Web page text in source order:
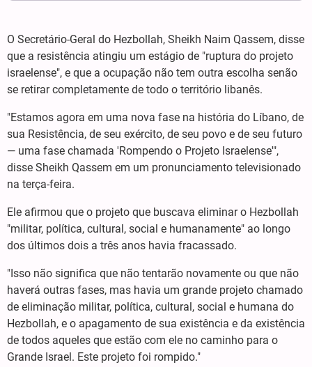
O Secretário-Geral do Hezbollah, Sheikh Naim Qassem, disse
que a resistência atingiu um estágio de "ruptura do projeto
israelense", e que a ocupação não tem outra escolha senão
se retirar completamente de todo o território libanês.
"Estamos agora em uma nova fase na história do Líbano, de
sua Resistência, de seu exército, de seu povo e de seu futuro
— uma fase chamada 'Rompendo o Projeto Israelense'",
disse Sheikh Qassem em um pronunciamento televisionado
na terça-feira.
Ele afirmou que o projeto que buscava eliminar o Hezbollah
"militar, política, cultural, social e humanamente" ao longo
dos últimos dois a três anos havia fracassado.
"Isso não significa que não tentarão novamente ou que não
haverá outras fases, mas havia um grande projeto chamado
de eliminação militar, política, cultural, social e humana do
Hezbollah, e o apagamento de sua existência e da existência
de todos aqueles que estão com ele no caminho para o
Grande Israel. Este projeto foi rompido."